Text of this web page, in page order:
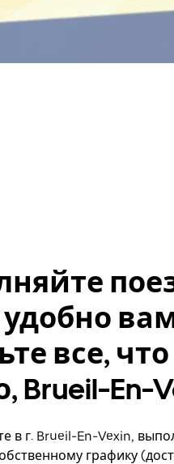
удобно
все,
Brueil-En-
в г. Brueil-En-Vexin,
графику